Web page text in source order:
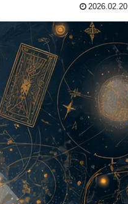
2026.02.20